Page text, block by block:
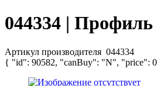
044334 |
Артикул производителя 044334
{ "id": 90582, "canBuy": "N", "price":